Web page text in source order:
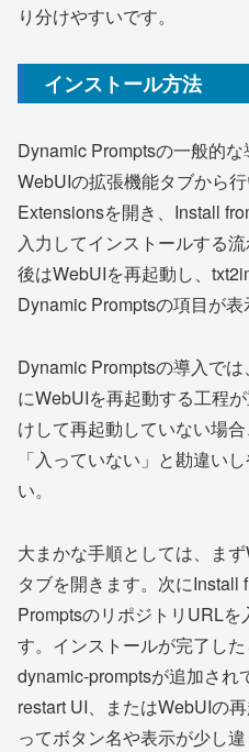
り分けやすいです。
インストール方法
Dynamic Promptsの一般的
WebUIの拡張機能タブから
Extensionsを開き、Install
入力してインストールする
後はWebUIを再起動し、
Dynamic Promptsの項目が表
Dynamic Promptsの導入で
にWebUIを再起動する工程
けして再起動していない場
「入っていない」と勘違い
い。
大まかな手順としては、ま
タブを開きます。次に
PromptsのリポジトリURLを
す。インストールが完了し
dynamic-promptsが追加され
restart UI、またはWebUIの
ってボタン名や表示が少し